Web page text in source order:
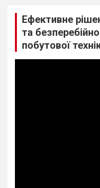
Ефективне
та
побутової